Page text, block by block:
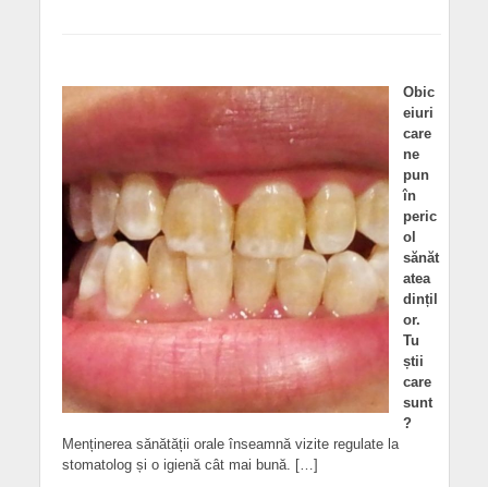
Obic
eiuri
care
ne
pun
în
peric
ol
sănăt
atea
dințil
or.
Tu
știi
care
sunt
?
Menținerea sănătății orale înseamnă vizite regulate la
stomatolog și o igienă cât mai bună. […]